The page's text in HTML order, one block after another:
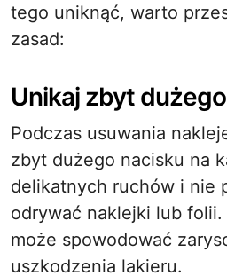
tego uniknąć, warto
zasad:
Unikaj zbyt
Podczas usuwania
zbyt dużego nacisku na
delikatnych ruchów i nie
odrywać naklejki lub
może spowodować
uszkodzenia lakieru.